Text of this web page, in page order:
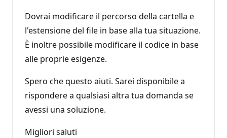
Dovrai modificare il percorso della cartella e
l'estensione del file in base alla tua situazione.
È inoltre possibile modificare il codice in base
alle proprie esigenze.
Spero che questo aiuti. Sarei disponibile a
rispondere a qualsiasi altra tua domanda se
avessi una soluzione.
Migliori saluti